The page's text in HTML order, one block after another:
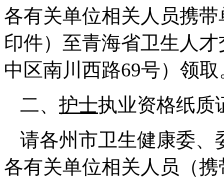
各有关单位相关人员携
印件）至青海省卫生人
中区南川西路69号）领取
二、 护士执业资格纸质
请各州市卫生健康委、
各有关单位相关人员（